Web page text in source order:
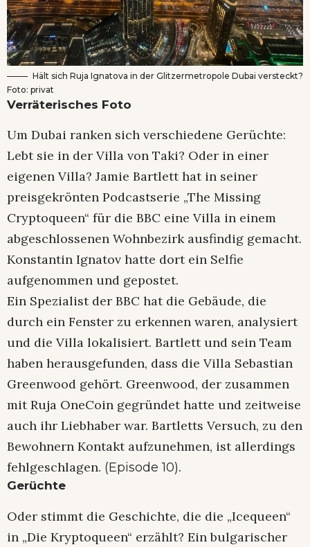
Hält sich Ruja Ignatova in der Glitzermetropole Dubai versteckt?
Foto: privat
Verräterisches Foto
Um Dubai ranken sich verschiedene Gerüchte:
Lebt sie in der Villa von Taki? Oder in einer
eigenen Villa? Jamie Bartlett hat in seiner
preisgekrönten Podcastserie „The Missing
Cryptoqueen“ für die BBC eine Villa in einem
abgeschlossenen Wohnbezirk ausfindig gemacht.
Konstantin Ignatov hatte dort ein Selfie
aufgenommen und gepostet.
Ein Spezialist der BBC hat die Gebäude, die
durch ein Fenster zu erkennen waren, analysiert
und die Villa lokalisiert. Bartlett und sein Team
haben herausgefunden, dass die Villa Sebastian
Greenwood gehört. Greenwood, der zusammen
mit Ruja OneCoin gegründet hatte und zeitweise
auch ihr Liebhaber war. Bartletts Versuch, zu den
Bewohnern Kontakt aufzunehmen, ist allerdings
fehlgeschlagen. (Episode 10).
Gerüchte
Oder stimmt die Geschichte, die die „Icequeen“
in „Die Kryptoqueen“ erzählt? Ein bulgarischer